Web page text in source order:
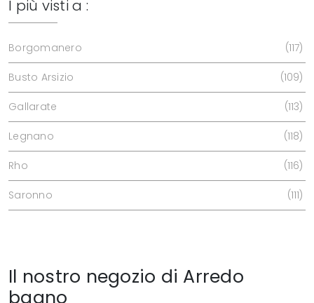
I più visti a :
Borgomanero 117
Busto Arsizio 109
Gallarate 113
Legnano 118
Rho 116
Saronno 111
Il nostro negozio di Arredo
bagno